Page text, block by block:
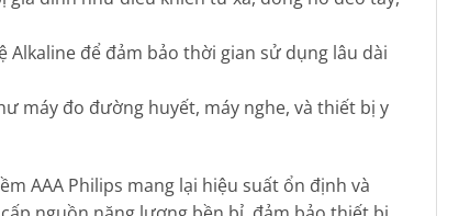
để đảm bảo thời gian sử dụng lâu dài
máy đo đường huyết, máy nghe, và thiết bị y
AAA Philips mang lại hiệu suất ổn định và